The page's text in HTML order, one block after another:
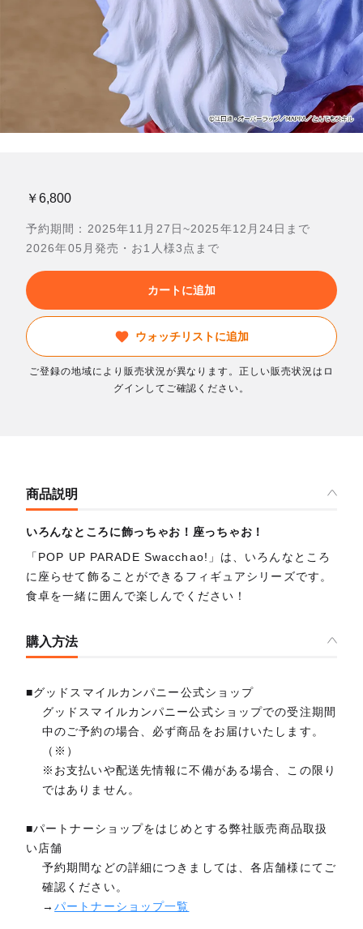
￥6,800
予約期間：2025年11月27日~2025年12月24日まで
2026年05月発売・お1人様3点まで
カートに追加
ウォッチリストに追加
ご登録の地域により販売状況が異なります。正しい販売状況はロ
グインしてご確認ください。
商品説明
いろんなところに飾っちゃお！座っちゃお！
「POP UP PARADE Swacchao!」は、いろんなところ
に座らせて飾ることができるフィギュアシリーズです。
食卓を一緒に囲んで楽しんでください！
購入方法
■グッドスマイルカンパニー公式ショップ
グッドスマイルカンパニー公式ショップでの受注期間
中のご予約の場合、必ず商品をお届けいたします。
（※）
※お支払いや配送先情報に不備がある場合、この限り
ではありません。
■パートナーショップをはじめとする弊社販売商品取扱
い店舗
予約期間などの詳細につきましては、各店舗様にてご
確認ください。
→パートナーショップ一覧